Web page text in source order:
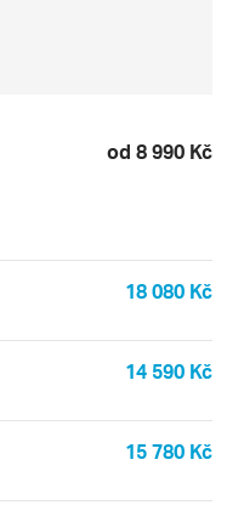
od 8 990 Kč
18 080 Kč
14 590 Kč
15 780 Kč